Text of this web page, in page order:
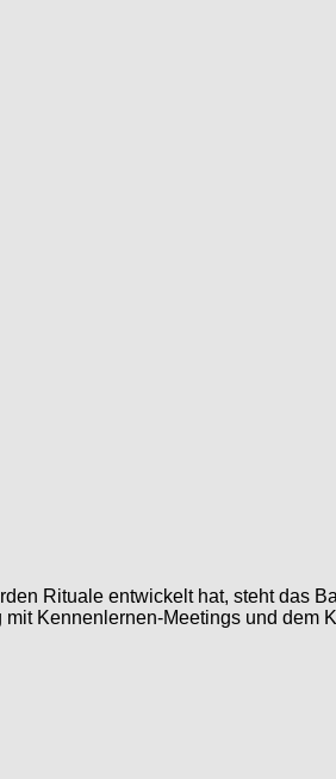
Rituale entwickelt hat, steht das
Kennenlernen-Meetings und dem